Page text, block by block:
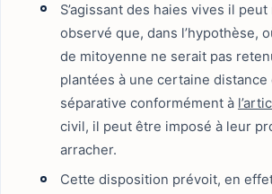
S’agissant des haies vives il
observé que, dans l’hypothèse,
de mitoyenne ne serait pas
plantées à une certaine distance
séparative conformément à
civil, il peut être imposé à leur
arracher.
Cette disposition prévoit, en